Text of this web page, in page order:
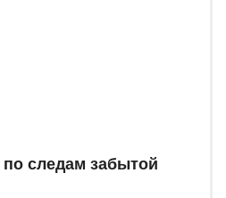
по следам забытой